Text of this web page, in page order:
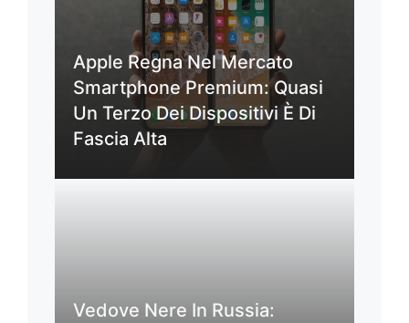
Apple Regna Nel Mercato
Smartphone Premium: Quasi
Un Terzo Dei Dispositivi È Di
Fascia Alta
Vedove Nere In Russia: